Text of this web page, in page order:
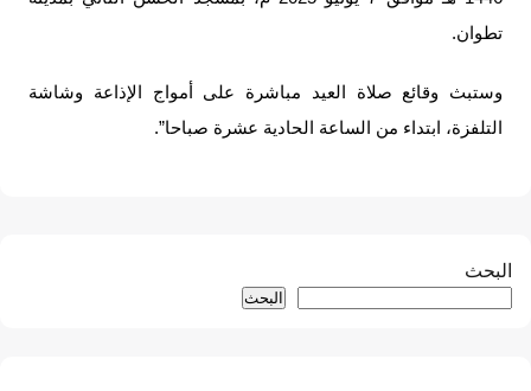
تطوان.
وستبث وقائع صلاة العيد مباشرة على أمواج الإذاعة وشاشة
التلفزة، ابتداء من الساعة الحادية عشرة صباحا”.
البحث
البحث